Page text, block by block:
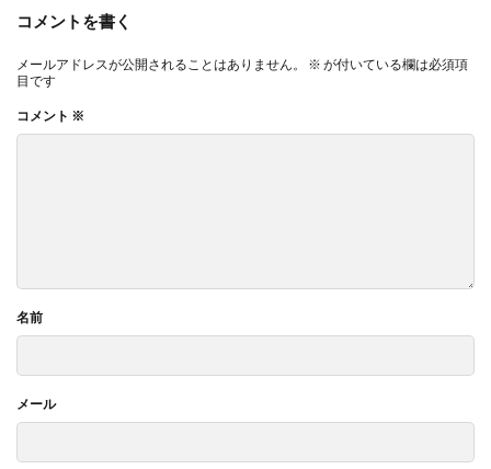
コメントを書く
メールアドレスが公開されることはありません。 ※ が付いている欄は必須項
目です
コメント ※
名前
メール